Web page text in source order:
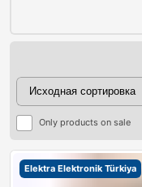
Only products on sale
Elektra Elektronik Türkiya